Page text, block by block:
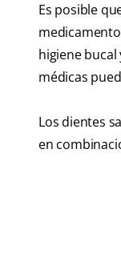
Es posible
higiene
médicas
Los dientes
en